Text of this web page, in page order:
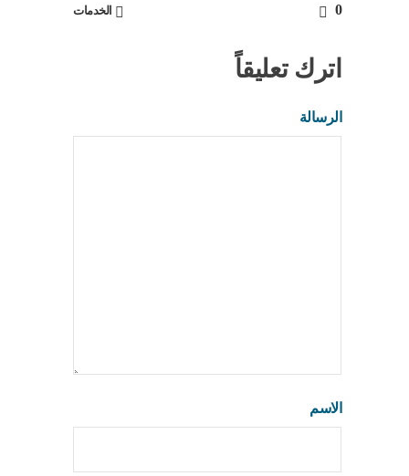
الخدمات 0
اترك تعليقاً
الرسالة
الاسم